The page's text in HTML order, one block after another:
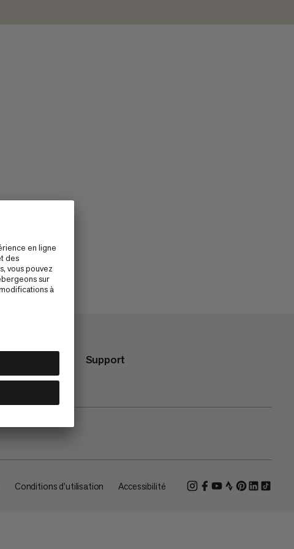
Support
Conditions d'utilisation Accessibilité